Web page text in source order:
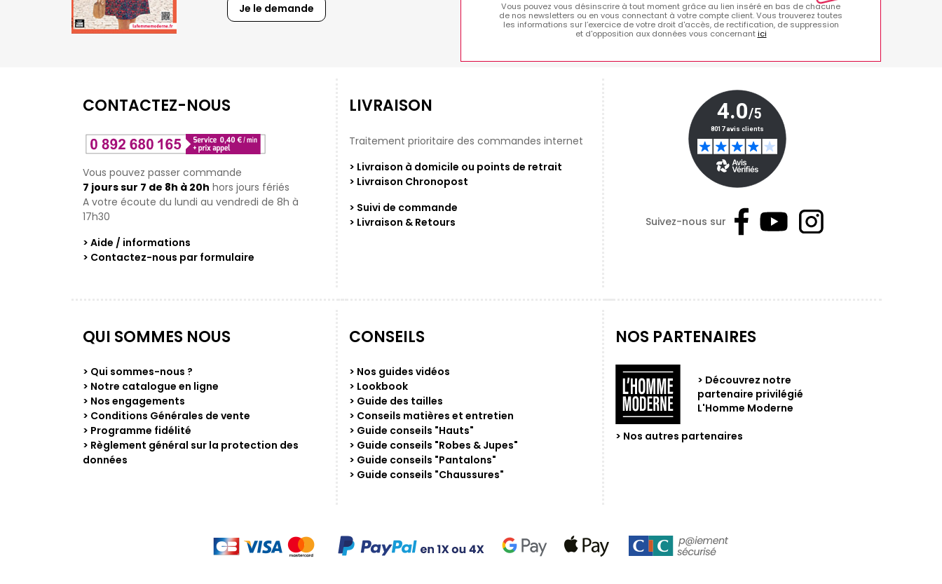
Je le demande
Vous pouvez vous désinscrire à tout moment grâce au lien inséré en bas de chacune
de nos newsletters ou en vous connectant à votre compte client. Vous trouverez toutes
les informations sur l’exercice de votre droit d'accès, de rectification, de suppression
et d'opposition aux données vous concernantici
CONTACTEZ-NOUS
Vous pouvez passer commande
7 jours sur 7 de 8h à 20h hors jours fériés
A votre écoute du lundi au vendredi de 8h à
17h30
> Aide / informations
> Contactez-nous par formulaire
LIVRAISON
Traitement prioritaire des commandes internet
> Livraison à domicile ou points de retrait
> Livraison Chronopost
> Suivi de commande
> Livraison & Retours
Suivez-nous sur
QUI SOMMES NOUS
> Qui sommes-nous ?
> Notre catalogue en ligne
> Nos engagements
> Conditions Générales de vente
> Programme fidélité
> Règlement général sur la protection des
données
CONSEILS
> Nos guides vidéos
> Lookbook
> Guide des tailles
> Conseils matières et entretien
> Guide conseils "Hauts"
> Guide conseils "Robes & Jupes"
> Guide conseils "Pantalons"
> Guide conseils "Chaussures"
NOS PARTENAIRES
> Découvrez notre
partenaire privilégié
L'Homme Moderne
> Nos autres partenaires